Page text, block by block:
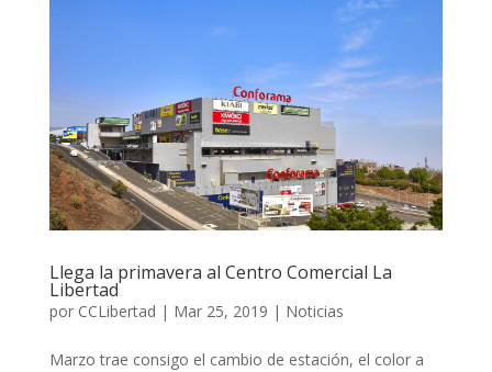
Llega la primavera al Centro Comercial La
Libertad
por CCLibertad | Mar 25, 2019 | Noticias
Marzo trae consigo el cambio de estación, el color a